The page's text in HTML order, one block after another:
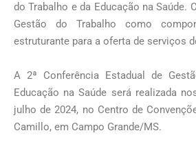
do Trabalho e da Educação na Saúde.
Gestão do Trabalho como
estruturante para a oferta de serviços
A 2ª Conferência Estadual de
Educação na Saúde será realizada
julho de 2024, no Centro de
Camillo, em Campo Grande/MS.